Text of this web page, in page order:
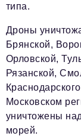
типа.
Дроны
Брянской,
Орловской,
Рязанской,
Московском
уничтожены
морей.